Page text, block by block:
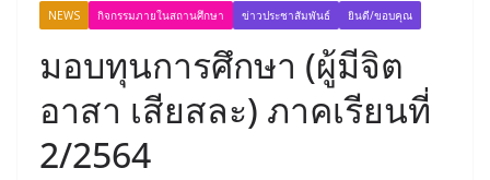
NEWS กิจกรรมภายในสถานศึกษา ข่าวประชาสัมพันธ์ ยินดี/ขอบคุณ
มอบทุนการศึกษา (ผู้มีจิต
อาสา เสียสละ) ภาคเรียนที่
2/2564